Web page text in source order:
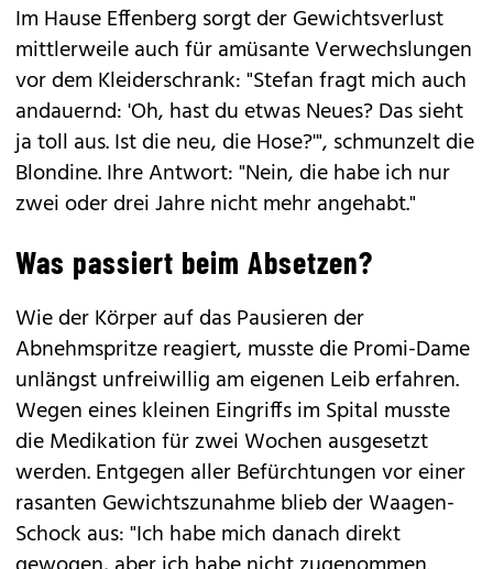
Im Hause Effenberg sorgt der Gewichtsverlust
mittlerweile auch für amüsante Verwechslungen
vor dem Kleiderschrank: "Stefan fragt mich auch
andauernd: 'Oh, hast du etwas Neues? Das sieht
ja toll aus. Ist die neu, die Hose?'", schmunzelt die
Blondine. Ihre Antwort: "Nein, die habe ich nur
zwei oder drei Jahre nicht mehr angehabt."
Was passiert beim Absetzen?
Wie der Körper auf das Pausieren der
Abnehmspritze reagiert, musste die Promi-Dame
unlängst unfreiwillig am eigenen Leib erfahren.
Wegen eines kleinen Eingriffs im Spital musste
die Medikation für zwei Wochen ausgesetzt
werden. Entgegen aller Befürchtungen vor einer
rasanten Gewichtszunahme blieb der Waagen-
Schock aus: "Ich habe mich danach direkt